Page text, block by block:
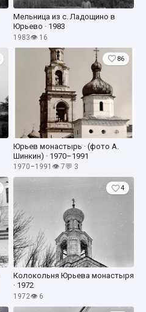
Мельница из с. Ладощино в
Юрьево · 1983
1983👁 16
Юрьев монастырь · (фото А.
Шинкин) · 1970–1991
1970–1991 👁 7💬 3
86
Колокольня Юрьева монастыря
· 1972
1972👁 6
4